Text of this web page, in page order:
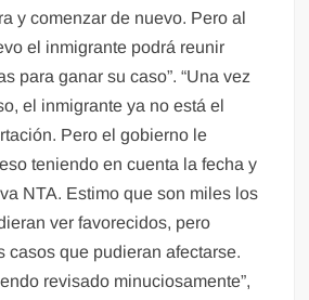
y comenzar de nuevo. Pero al
el inmigrante podrá reunir
para ganar su caso”. “Una vez
el inmigrante ya no está el
Pero el gobierno le
teniendo en cuenta la fecha y
NTA. Estimo que son miles los
ver favorecidos, pero
casos que pudieran afectarse.
revisado minuciosamente”,